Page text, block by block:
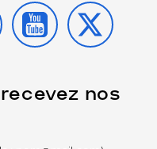
YOUTUBE
X
nos